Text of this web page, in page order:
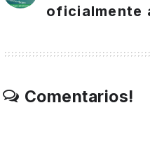
oficialmente
Comentarios!